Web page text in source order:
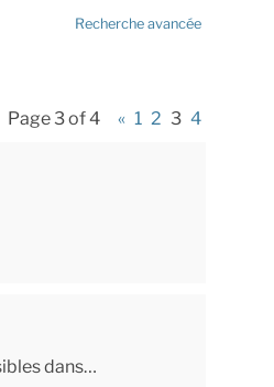
Recherche avancée
Page 3 of 4 « 1 2 3 4
dans…